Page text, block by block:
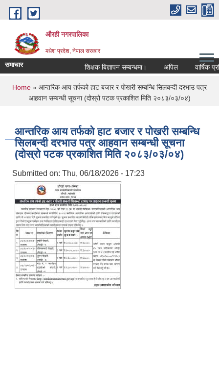
Skip to main content
औरही नगरपालिका
मधेश प्रदेश, नेपाल सरकार
समाचार शिक्षक बिज्ञापन सम्बन्धमा। अपिल वार्षिक
You are here
Home » आन्तरिक आय तर्फको हाट बजार र पोखरी सम्बन्धि सिलबन्दी दरभाउ पत्र
आहवान सम्बन्धी सूचना (दोस्रो पटक प्रकाशित मिति २०८३/०३/०४)
आन्तरिक आय तर्फको हाट बजार र पोखरी सम्बन्धि
सिलबन्दी दरभाउ पत्र आहवान सम्बन्धी सूचना
(दोस्रो पटक प्रकाशित मिति २०८३/०३/०४)
Submitted on: Thu, 06/18/2026 - 17:23